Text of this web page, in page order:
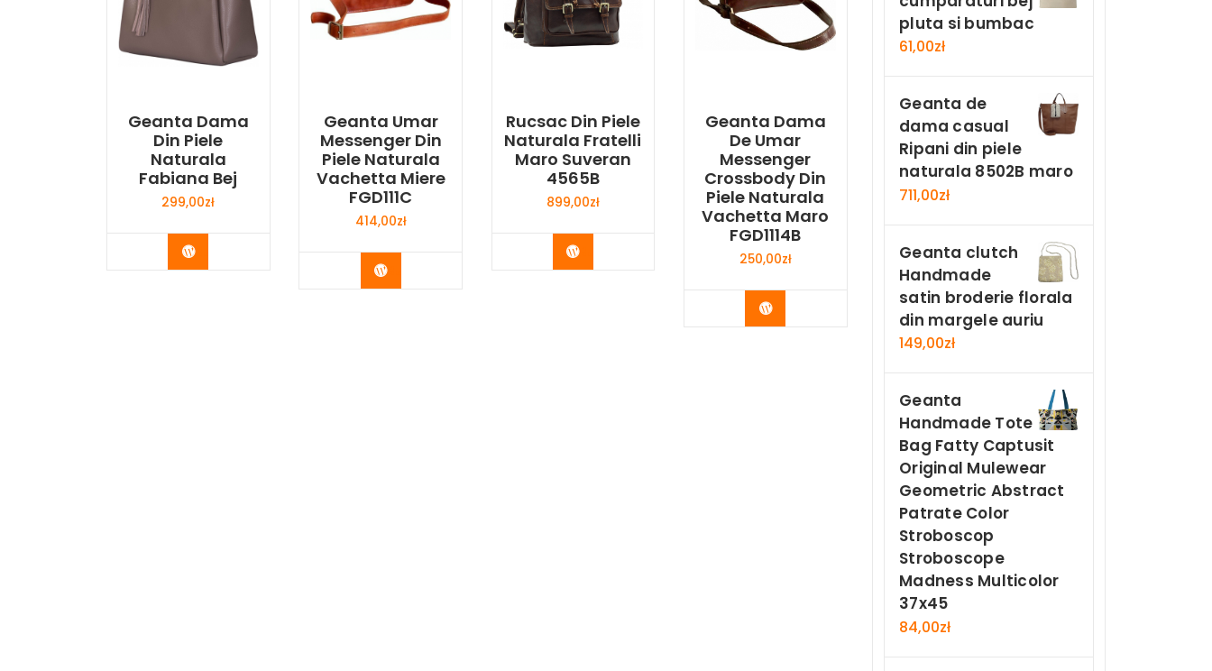
Geanta Dama
Din Piele
Naturala
Fabiana Bej
299,00zł
Buy Now
Geanta Umar
Messenger Din
Piele Naturala
Vachetta Miere
FGD111C
414,00zł
Buy Now
Rucsac Din Piele
Naturala Fratelli
Maro Suveran
4565B
899,00zł
Buy Now
Geanta Dama
De Umar
Messenger
Crossbody Din
Piele Naturala
Vachetta Maro
FGD1114B
250,00zł
Buy Now
pluta si bumbac
61,00zł
Geanta de
dama casual
Ripani din piele
naturala 8502B maro
711,00zł
Geanta clutch
Handmade
satin broderie florala
din margele auriu
149,00zł
Geanta
Handmade Tote
Bag Fatty Captusit
Original Mulewear
Geometric Abstract
Patrate Color
Stroboscop
Stroboscope
Madness Multicolor
37x45
84,00zł